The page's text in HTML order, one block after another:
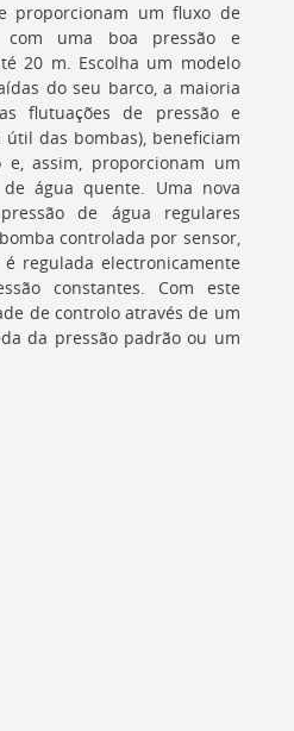
proporcionam um fluxo de
com uma boa pressão e
20 m. Escolha um modelo
do seu barco, a maioria
flutuações de pressão e
das bombas), beneficiam
assim, proporcionam um
água quente. Uma nova
de água regulares
controlada por sensor,
regulada electronicamente
constantes. Com este
de controlo através de um
da pressão padrão ou um